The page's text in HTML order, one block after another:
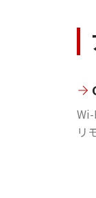
Wi-
リ